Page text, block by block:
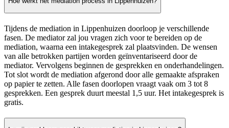
Tijdens de mediation in Lippenhuizen doorloop je verschillende
fasen. De mediator zal jou vragen zich voor te bereiden op de
mediation, waarna een intakegesprek zal plaatsvinden. De wensen
van alle betrokken partijen worden geïnventariseerd door de
mediator. Vervolgens beginnen de gesprekken en onderhandelingen.
Tot slot wordt de mediation afgerond door alle gemaakte afspraken
op papier te zetten. Alle fasen doorlopen vraagt vaak om 3 tot 8
gesprekken. Een gesprek duurt meestal 1,5 uur. Het intakegesprek is
gratis.